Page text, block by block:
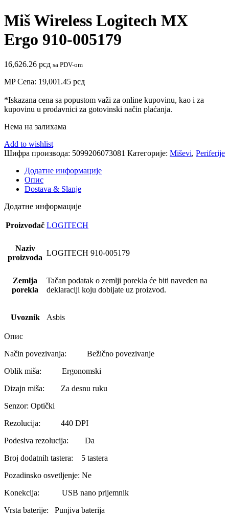
Miš Wireless Logitech MX
Ergo 910-005179
16,626.26 рсд sa PDV-om
MP Cena: 19,001.45 рсд
*Iskazana cena sa popustom važi za online kupovinu, kao i za
kupovinu u prodavnici za gotovinski način plaćanja.
Нема на залихама
Add to wishlist
Шифра производа: 5099206073081 Категорије: Miševi, Periferije
Додатне информације
Опис
Dostava & Slanje
Додатне информације
Proizvođač LOGITECH
Naziv
proizvoda
LOGITECH 910-005179
Zemlja
porekla
Tačan podatak o zemlji porekla će biti naveden na
deklaraciji koju dobijate uz proizvod.
Uvoznik Asbis
Опис
Način povezivanja: Bežično povezivanje
Oblik miša: Ergonomski
Dizajn miša: Za desnu ruku
Senzor: Optički
Rezolucija: 440 DPI
Podesiva rezolucija: Da
Broj dodatnih tastera: 5 tastera
Pozadinsko osvetljenje: Ne
Konekcija: USB nano prijemnik
Vrsta baterije: Punjiva baterija